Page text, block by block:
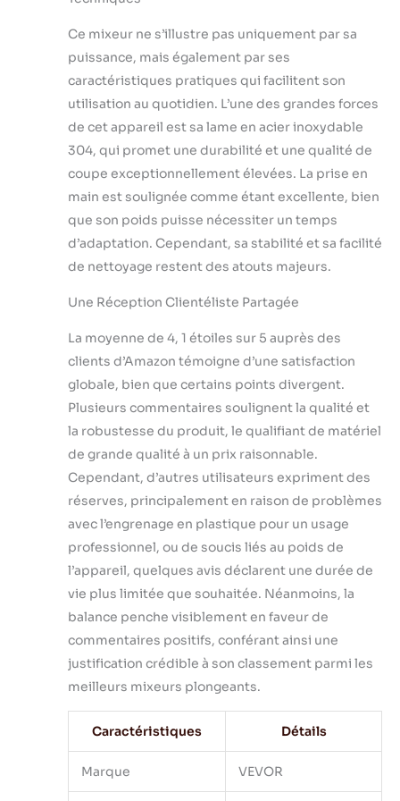
être placée dans
un lave-vaisselle
sans tracas.
Mélange Facile à
Un Seul Bouton :
Notre mixeur
plongeant est
doté d'une
poignée
caoutchoutée
confortable,
garantissant un
fonctionnement
sûr et contrôlé. La
conception du
bouton de
verrouillage
permet une
utilisation
prolongée. La
protection contre
la surchauffe
assure que la
machine refroidit
après une
utilisation
continue : faites
fonctionner
pendant 5 minutes
et reposez-vous
pendant 2
minutes. Le
vitesse variable
offre une
expérience de
en Acier de Qualité
Ce mixeur ne s’illustre pas uniquement par sa
puissance, mais également par ses
caractéristiques pratiques qui facilitent son
utilisation au quotidien. L’une des grandes forces
de cet appareil est sa lame en acier inoxydable
304, qui promet une durabilité et une qualité de
coupe exceptionnellement élevées. La prise en
main est soulignée comme étant excellente, bien
que son poids puisse nécessiter un temps
d’adaptation. Cependant, sa stabilité et sa facilité
de nettoyage restent des atouts majeurs.
Une Réception Clientéliste Partagée
La moyenne de 4, 1 étoiles sur 5 auprès des
clients d’Amazon témoigne d’une satisfaction
globale, bien que certains points divergent.
Plusieurs commentaires soulignent la qualité et
la robustesse du produit, le qualifiant de matériel
de grande qualité à un prix raisonnable.
Cependant, d’autres utilisateurs expriment des
réserves, principalement en raison de problèmes
avec l’engrenage en plastique pour un usage
professionnel, ou de soucis liés au poids de
l’appareil, quelques avis déclarent une durée de
vie plus limitée que souhaitée. Néanmoins, la
balance penche visiblement en faveur de
commentaires positifs, conférant ainsi une
justification crédible à son classement parmi les
meilleurs mixeurs plongeants.
Caractéristiques Détails
Marque VEVOR